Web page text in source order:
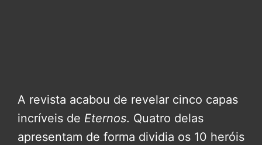
A revista acabou de revelar cinco capas
incríveis de Eternos. Quatro delas
apresentam de forma dividia os 10 heróis